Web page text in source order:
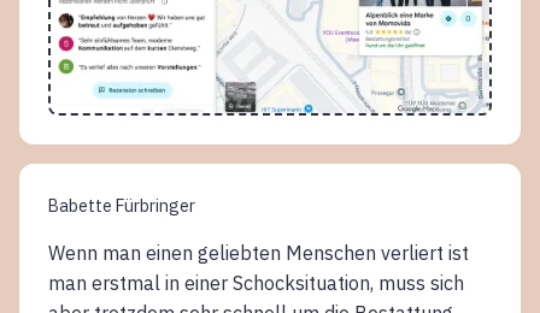
Babette Fürbringer
Wenn man einen geliebten Menschen verliert ist
man erstmal in einer Schocksituation, muss sich